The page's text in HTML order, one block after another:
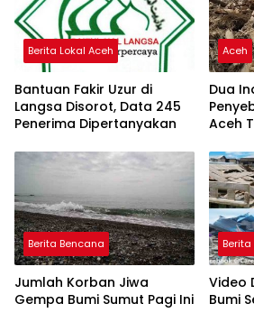
Berita Lokal Aceh
Bantuan Fakir Uzur di
Langsa Disorot, Data 245
Penerima Dipertanyakan
Aceh
Dua
Aceh
DAS
Berita Bencana
Jumlah Korban Jiwa
Gempa Bumi Sumut Pagi Ini
Video
Bumi